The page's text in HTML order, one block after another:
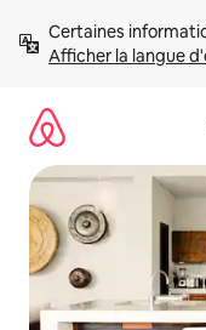
directement
Afficher la langue